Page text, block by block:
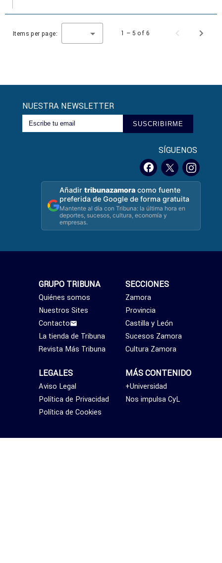
Items per page: 1 – 5 of 6
NUESTRA NEWSLETTER
SUSCRIBIRME
SÍGUENOS
Añadirtribunazamora como fuente
preferida de Google de forma gratuita
Mantente al día con Tribuna: la última hora en
deportes, sucesos, cultura, economía y
empresas.
SECCIONES
Zamora
Provincia
Castilla y León
Sucesos Zamora
Cultura Zamora
MÁS CONTENIDO
+Universidad
Nos impulsa CyL
GRUPO TRIBUNA
Quiénes somos
Nuestros Sites
Contacto
La tienda de Tribuna
Revista Más Tribuna
LEGALES
Aviso Legal
Política de Privacidad
Política de Cookies